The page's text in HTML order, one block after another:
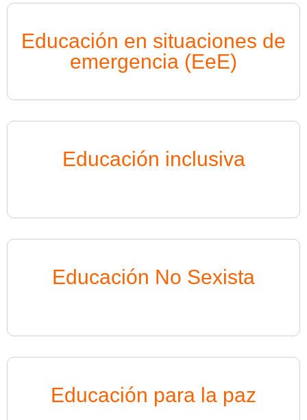
Educación en situaciones de
emergencia (EeE)
Educación inclusiva
Educación No Sexista
Educación para la paz